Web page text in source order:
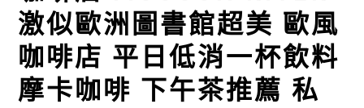
激似歐洲圖書館超美 歐風
咖啡店 平日低消一杯飲料
摩卡咖啡 下午茶推薦 私